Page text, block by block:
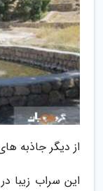
از دیگر جاذبه
این سراب زیبا